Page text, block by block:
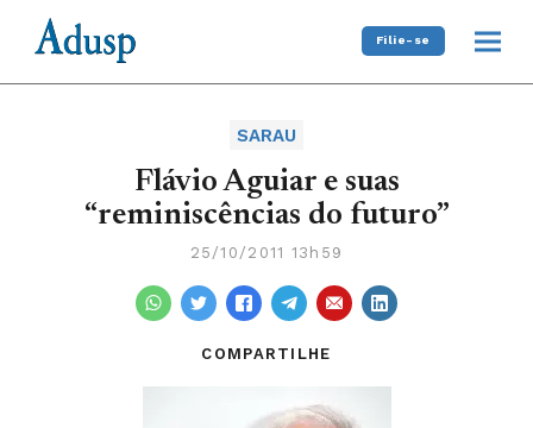
Filie-se
SARAU
Flávio Aguiar e suas
“reminiscências do futuro”
25/10/2011 13h59
COMPARTILHE